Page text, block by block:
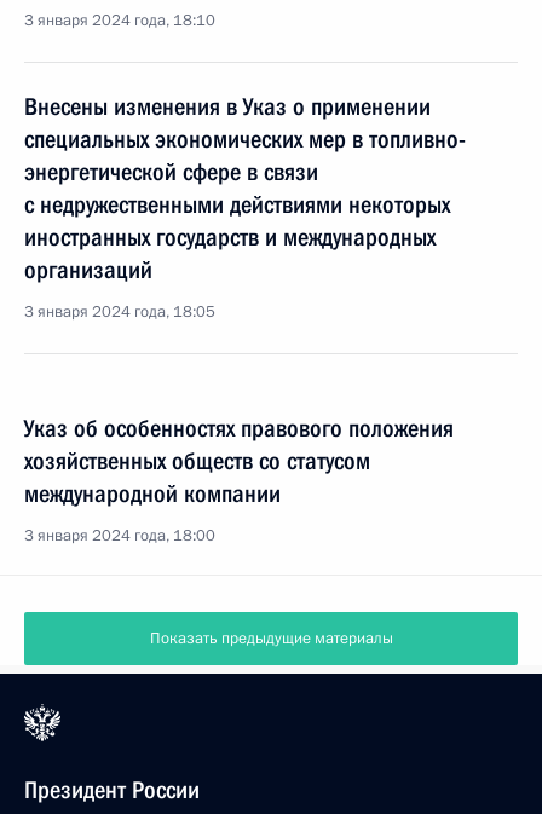
3 января 2024 года, 18:10
Внесены изменения в Указ о применении
специальных экономических мер в топливно-
энергетической сфере в связи
с недружественными действиями некоторых
иностранных государств и международных
организаций
3 января 2024 года, 18:05
Указ об особенностях правового положения
хозяйственных обществ со статусом
международной компании
3 января 2024 года, 18:00
Показать предыдущие материалы
Президент России